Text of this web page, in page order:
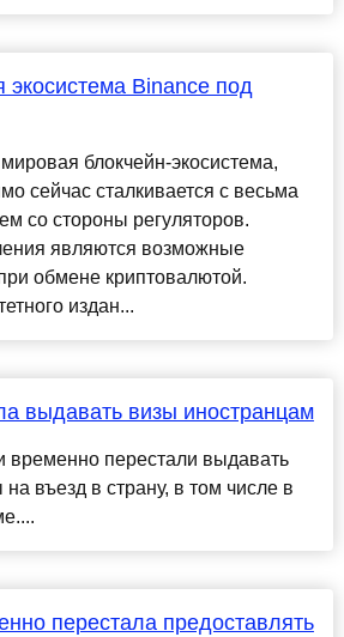
экосистема Binance под
блокчейн-экосистема,
сейчас сталкивается с весьма
со стороны регуляторов.
являются возможные
обмене криптовалютой.
издан...
выдавать визы иностранцам
временно перестали выдавать
въезд в страну, в том числе в
перестала предоставлять